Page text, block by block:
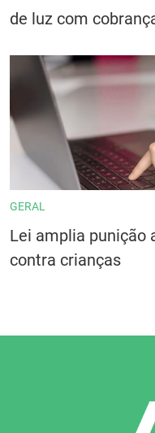
de luz com
GERAL
Lei amplia punição
contra crianças